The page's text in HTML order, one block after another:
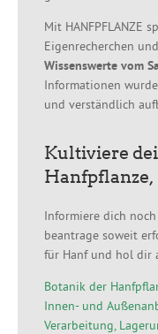
Mit HANFPFLANZE
Eigenrecherchen
Wissenswerte vom
Informationen
und verständlich
Kultiviere
Informiere dich
beantrage soweit
für Hanf und hol dir
Botanik der
Innen- und
Verarbeitung,